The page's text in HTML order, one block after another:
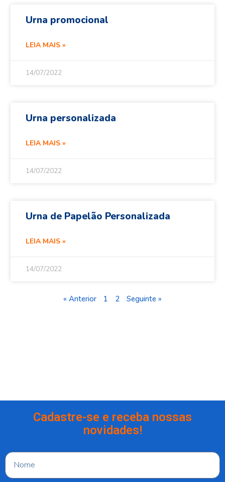
Urna promocional
LEIA MAIS »
14/07/2022
Urna personalizada
LEIA MAIS »
14/07/2022
Urna de Papelão Personalizada
LEIA MAIS »
14/07/2022
« Anterior 1 2 Seguinte »
Cadastre-se e receba nossas
novidades!